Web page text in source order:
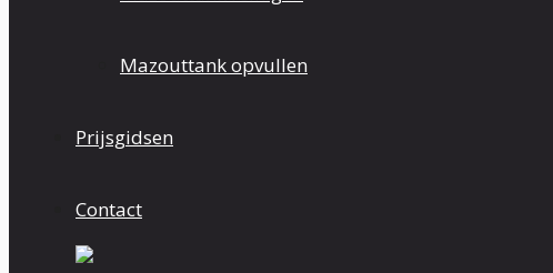
Mazouttank opvullen
Prijsgidsen
Contact